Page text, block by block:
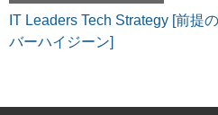
IT Leaders Tech Strategy [前提
バーハイジーン]